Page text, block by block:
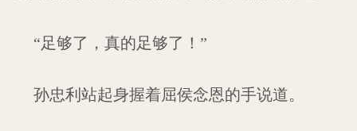
“足够了，真的足够了！”
孙忠利站起身握着屈侯念恩的手说道。